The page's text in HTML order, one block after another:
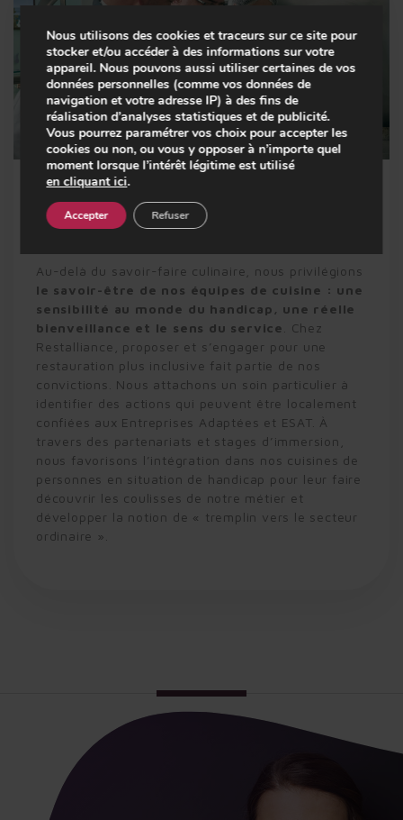
L'engagement pour l'autonomie et l'insertion
de chacun
Au-delà du savoir-faire culinaire, nous privilégions
le savoir-être de nos équipes de cuisine : une
sensibilité au monde du handicap, une réelle
bienveillance et le sens du service
. Chez
Restalliance, proposer et s’engager pour une
restauration plus inclusive fait partie de nos
convictions. Nous attachons un soin particulier à
identifier des actions qui peuvent être localement
confiées aux Entreprises Adaptées et ESAT. À
travers des partenariats et stages d’immersion,
nous favorisons l’intégration dans nos cuisines de
personnes en situation de handicap pour leur faire
découvrir les coulisses de notre métier et
développer la notion de « tremplin vers le secteur
ordinaire ».
-01:12
Play
Nous utilisons des cookies et traceurs sur ce site pour
stocker et/ou accéder à des informations sur votre
appareil. Nous pouvons aussi utiliser certaines de vos
données personnelles (comme vos données de
navigation et votre adresse IP) à des fins de
réalisation d’analyses statistiques et de publicité.
Vous pourrez paramétrer vos choix pour accepter les
cookies ou non, ou vous y opposer à n’importe quel
moment lorsque l’intérêt légitime est utilisé
en cliquant ici.
Accepter Refuser